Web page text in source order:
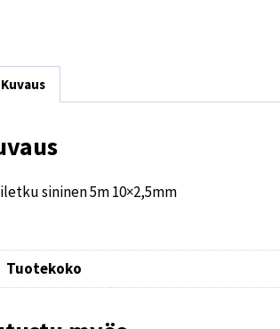
Kuvaus
sininen 5m 10×2,5mm
Tuotekoko